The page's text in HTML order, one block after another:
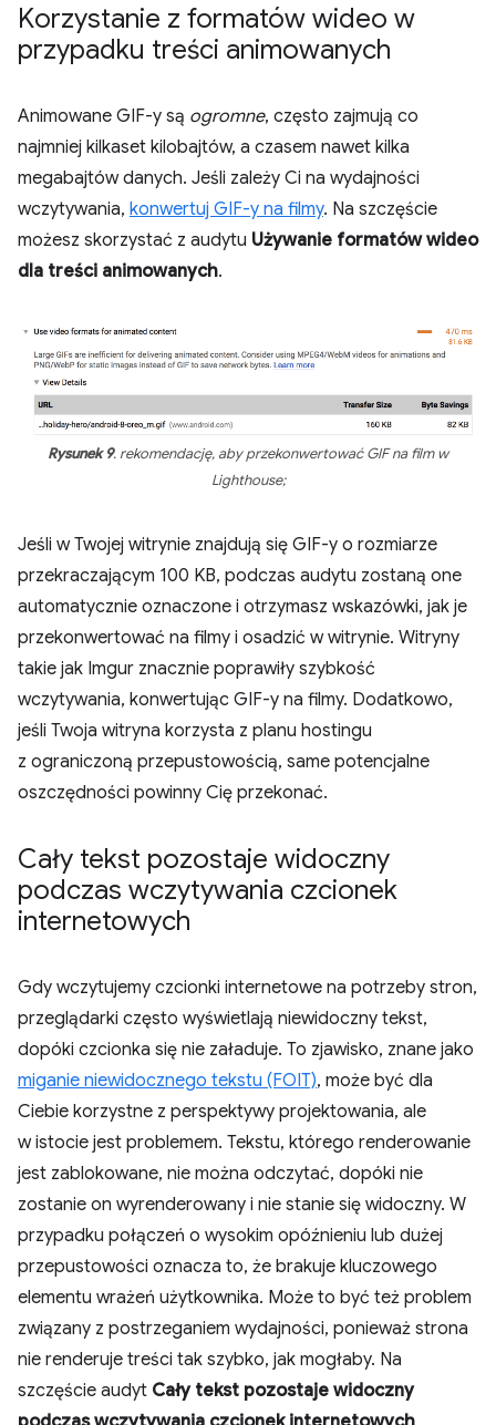
Korzystanie z formatów wideo w
przypadku treści animowanych
Animowane GIF-y są ogromne, często zajmują co
najmniej kilkaset kilobajtów, a czasem nawet kilka
megabajtów danych. Jeśli zależy Ci na wydajności
wczytywania, konwertuj GIF-y na filmy. Na szczęście
możesz skorzystać z audytu Używanie formatów wideo
dla treści animowanych.
Rysunek 9. rekomendację, aby przekonwertować GIF na film w
Lighthouse;
Jeśli w Twojej witrynie znajdują się GIF-y o rozmiarze
przekraczającym 100 KB, podczas audytu zostaną one
automatycznie oznaczone i otrzymasz wskazówki, jak je
przekonwertować na filmy i osadzić w witrynie. Witryny
takie jak Imgur znacznie poprawiły szybkość
wczytywania, konwertując GIF-y na filmy. Dodatkowo,
jeśli Twoja witryna korzysta z planu hostingu
z ograniczoną przepustowością, same potencjalne
oszczędności powinny Cię przekonać.
Cały tekst pozostaje widoczny
podczas wczytywania czcionek
internetowych
Gdy wczytujemy czcionki internetowe na potrzeby stron,
przeglądarki często wyświetlają niewidoczny tekst,
dopóki czcionka się nie załaduje. To zjawisko, znane jako
miganie niewidocznego tekstu (FOIT), może być dla
Ciebie korzystne z perspektywy projektowania, ale
w istocie jest problemem. Tekstu, którego renderowanie
jest zablokowane, nie można odczytać, dopóki nie
zostanie on wyrenderowany i nie stanie się widoczny. W
przypadku połączeń o wysokim opóźnieniu lub dużej
przepustowości oznacza to, że brakuje kluczowego
elementu wrażeń użytkownika. Może to być też problem
związany z postrzeganiem wydajności, ponieważ strona
nie renderuje treści tak szybko, jak mogłaby. Na
szczęście audyt Cały tekst pozostaje widoczny